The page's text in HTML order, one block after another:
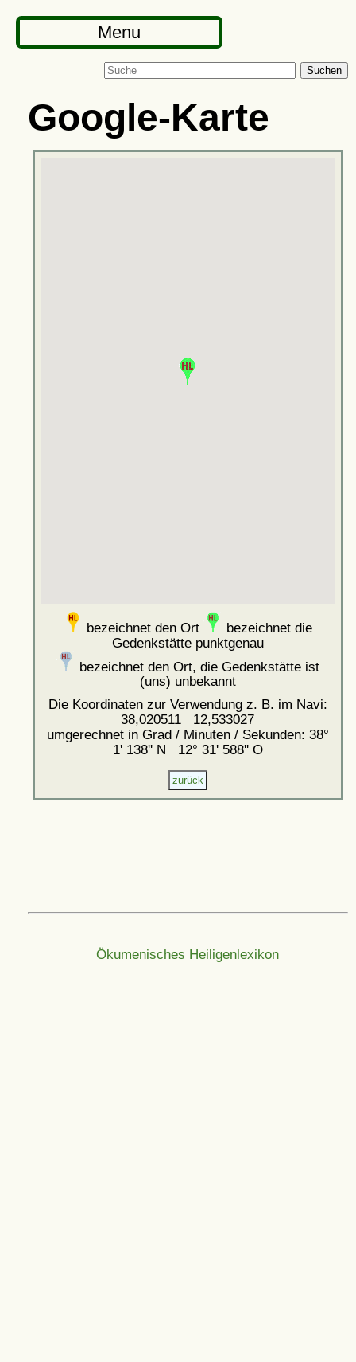
Menu
Suchen
Google-Karte
bezeichnet den Ort
bezeichnet die
Gedenkstätte punktgenau
bezeichnet den Ort, die Gedenkstätte ist
(uns) unbekannt
Die Koordinaten zur Verwendung z. B. im Navi:
38,020511 12,533027
umgerechnet in Grad / Minuten / Sekunden: 38°
1' 138'' N 12° 31' 588'' O
Ökumenisches Heiligenlexikon